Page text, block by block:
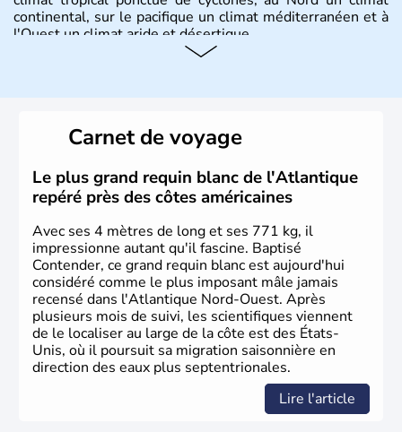
continental, sur le pacifique un climat méditerranéen et à
l'Ouest un climat aride et désertique.
Plusieurs populations se sont succédées avant l'arrivée
des européens, suite à la découverte du continent par
Christophe Colomb en 1492. Les 13 colonies
britanniques proclament la Déclaration d'indépendance
en 1776 et adoptent leur première constitution en 1787.
La conquête de l'Ouest marque ensuite l'entrée dans une
phase de développement intense.
Carnet de voyage
Le plus grand requin blanc de l'Atlantique
repéré près des côtes américaines
Avec ses 4 mètres de long et ses 771 kg, il
impressionne autant qu'il fascine. Baptisé
Contender, ce grand requin blanc est aujourd'hui
considéré comme le plus imposant mâle jamais
recensé dans l'Atlantique Nord-Ouest. Après
plusieurs mois de suivi, les scientifiques viennent
de le localiser au large de la côte est des États-
Unis, où il poursuit sa migration saisonnière en
direction des eaux plus septentrionales.
Lire l'article